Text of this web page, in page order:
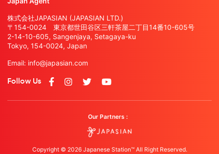
株式会社JAPASIAN (JAPASIAN LTD.)
〒154-0024 東京都世田谷区三軒茶屋二丁目14番10-605号
2-14-10-605, Sangenjaya, Setagaya-ku
Tokyo, 154-0024, Japan
Email: info@japasian.com
Follow Us
Our Partners :
Copyright © 2026 Japanese Station™ All Right Reserved.